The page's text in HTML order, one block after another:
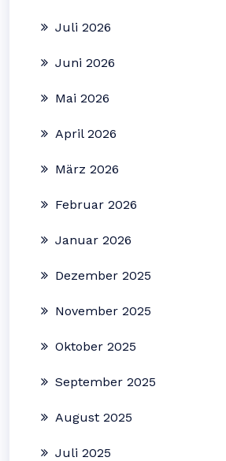
Juli 2026
Juni 2026
Mai 2026
April 2026
März 2026
Februar 2026
Januar 2026
Dezember 2025
November 2025
Oktober 2025
September 2025
August 2025
Juli 2025